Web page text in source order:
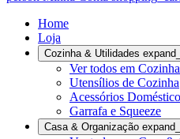
Home
Loja
Cozinha & Utilidades
Ver todos em
Utensílios de Cozinha
Acessórios
Garrafa e Squeeze
Casa & Organização